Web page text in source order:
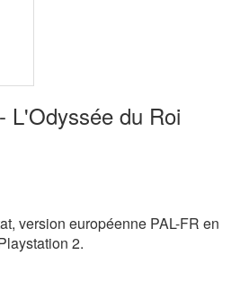
L'Odyssée du Roi
version européenne PAL-FR en
2.